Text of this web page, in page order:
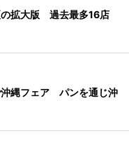
の拡大版 過去最多16店
縄フェア パンを通じ沖